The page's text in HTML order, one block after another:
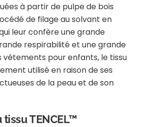
à partir de pulpe de bois
de filage au solvant en
leur confère une grande
respirabilité et une grande
vêtements pour enfants, le tissu
utilisé en raison de ses
de la peau et de son
TENCEL™